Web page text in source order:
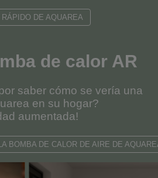
DE AQUAREA
de calor AR
saber cómo se vería una
en su hogar?
aumentada!
BOMBA DE CALOR DE AIRE DE